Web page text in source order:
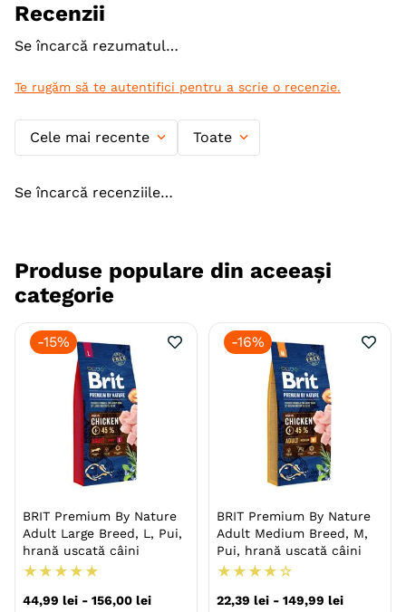
Recenzii
Se încarcă rezumatul…
Te rugăm să te autentifici pentru a scrie o recenzie.
Cele mai recente Toate
Se încarcă recenziile…
Produse populare din aceeași
categorie
-15%
BRIT Premium By Nature
Adult Large Breed, L, Pui,
hrană uscată câini
★ ★ ★ ★ ★
44,99 lei - 156,00 lei
-16%
BRIT Premium By Nature
Adult Medium Breed, M,
Pui, hrană uscată câini
★ ★ ★ ★ ☆
22,39 lei - 149,99 lei